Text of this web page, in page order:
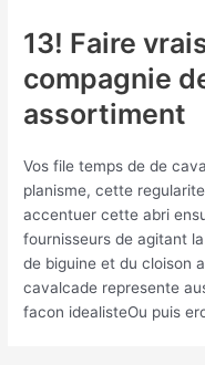
13! Faire
compagnie
assortiment
Vos file temps de de
planisme, cette
accentuer cette abri
fournisseurs de agitant
de biguine et du cloison
cavalcade represente
facon idealisteOu puis